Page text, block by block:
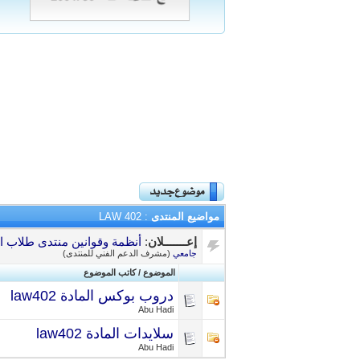
مواضيع المنتدى : LAW 402
إعـــــــلان: أنظمة وقوانين منتدى طلاب
جامعي (مشرف الدعم الفني للمنتدى)
الموضوع /كاتب الموضوع
دروب بوكس المادة law402
Abu Hadi
سلايدات المادة law402
Abu Hadi